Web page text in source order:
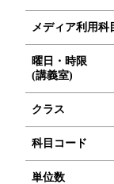
メディア利用科
曜日・時限
(講義室)
クラス
科目コード
単位数